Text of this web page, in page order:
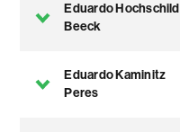
Eduardo Hochschild
Beeck
Eduardo Kaminitz
Peres